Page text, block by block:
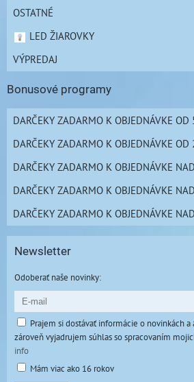
OSTATNÉ
LED ŽIAROVKY
VÝPREDAJ
Bonusové programy
DARČEKY ZADARMO K OBJEDNÁVKE OD
DARČEKY ZADARMO K OBJEDNÁVKE OD
DARČEKY ZADARMO K OBJEDNÁVKE
DARČEKY ZADARMO K OBJEDNÁVKE
DARČEKY ZADARMO K OBJEDNÁVKE
Newsletter
Odoberať naše novinky:
Prajem si dostávať informácie o novinkách
zároveň vyjadrujem súhlas so spracovaním
info
Mám viac ako 16 rokov